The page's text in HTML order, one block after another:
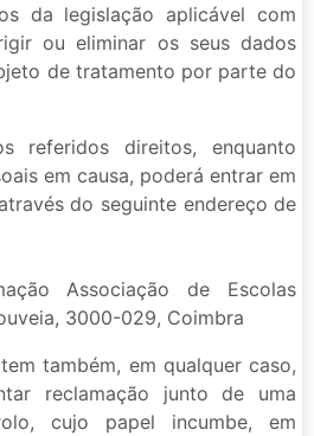
da legislação aplicável com
ou eliminar os seus dados
de tratamento por parte do
referidos direitos, enquanto
em causa, poderá entrar em
do seguinte endereço de
Associação de Escolas
3000-029, Coimbra
também, em qualquer caso,
reclamação junto de uma
cujo papel incumbe, em